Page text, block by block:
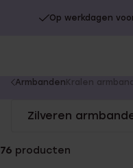
Op werkdagen
You
here:
Armbanden Kralen armband
Zilveren
76 producten